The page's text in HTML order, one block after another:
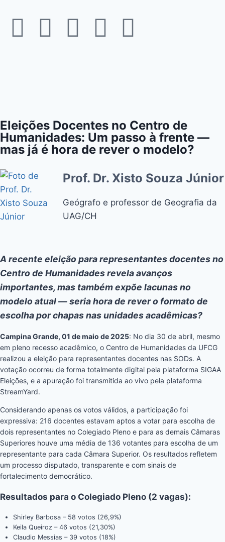
Eleições Docentes no Centro de
Humanidades: Um passo à frente —
mas já é hora de rever o modelo?
Prof. Dr. Xisto Souza Júnior
Geógrafo e professor de Geografia da
UAG/CH
A recente eleição para representantes docentes no
Centro de Humanidades revela avanços
importantes, mas também expõe lacunas no
modelo atual — seria hora de rever o formato de
escolha por chapas nas unidades acadêmicas?
Campina Grande, 01 de maio de 2025: No dia 30 de abril, mesmo
em pleno recesso acadêmico, o Centro de Humanidades da UFCG
realizou a eleição para representantes docentes nas SODs. A
votação ocorreu de forma totalmente digital pela plataforma SIGAA
Eleições, e a apuração foi transmitida ao vivo pela plataforma
StreamYard.
Considerando apenas os votos válidos, a participação foi
expressiva: 216 docentes estavam aptos a votar para escolha de
dois representantes no Colegiado Pleno e para as demais Câmaras
Superiores houve uma média de 136 votantes para escolha de um
representante para cada Câmara Superior. Os resultados refletem
um processo disputado, transparente e com sinais de
fortalecimento democrático.
Resultados para o Colegiado Pleno (2 vagas):
Shirley Barbosa – 58 votos (26,9%)
Keila Queiroz – 46 votos (21,30%)
Claudio Messias – 39 votos (18%)